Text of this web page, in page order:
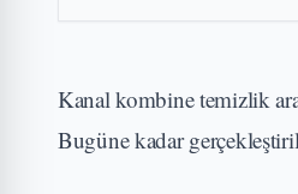
Kanal kombine temizlik
Bugüne kadar